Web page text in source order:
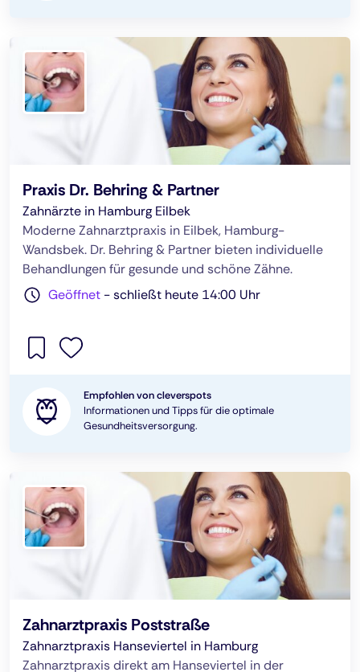
Praxis Dr. Behring & Partner
Zahnärzte in Hamburg Eilbek
Moderne Zahnarztpraxis in Eilbek, Hamburg-
Wandsbek. Dr. Behring & Partner bieten individuelle
Behandlungen für gesunde und schöne Zähne.
Geöffnet -schließt heute 14:00 Uhr
Empfohlen von cleverspots
Informationen und Tipps für die optimale
Gesundheitsversorgung.
Zahnarztpraxis Poststraße
Zahnarztpraxis Hanseviertel in Hamburg
Zahnarztpraxis direkt am Hanseviertel in der